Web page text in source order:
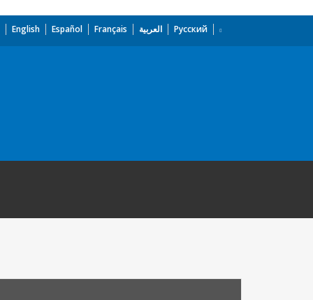
English Español Français العربية Русский